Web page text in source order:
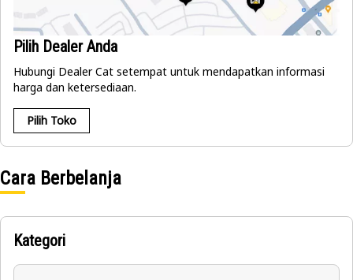
Pilih Dealer Anda
Hubungi Dealer Cat setempat untuk mendapatkan informasi
harga dan ketersediaan.
Pilih Toko
Cara Berbelanja
Kategori